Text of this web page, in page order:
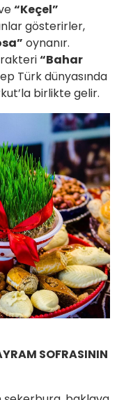
“Keçel”
gösterirler,
oynanır.
“Bahar
Türk dünyasında
birlikte gelir.
SOFRASININ